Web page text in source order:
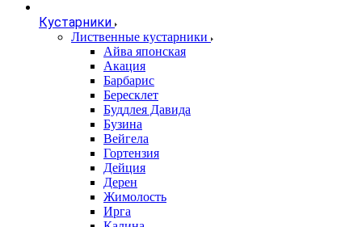
Кустарники
Лиственные кустарники
Айва японская
Акация
Барбарис
Бересклет
Буддлея Давида
Бузина
Вейгела
Гортензия
Дейция
Дерен
Жимолость
Ирга